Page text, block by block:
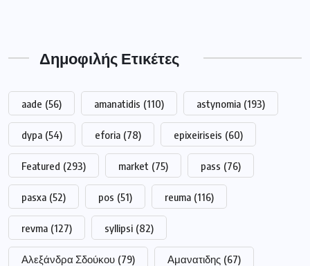
Δημοφιλής Ετικέτες
aade (56) amanatidis (110) astynomia (193)
dypa (54) eforia (78) epixeiriseis (60)
Featured (293) market (75) pass (76)
pasxa (52) pos (51) reuma (116)
revma (127) syllipsi (82)
Αλεξάνδρα Σδούκου (79) Αμανατιδης (67)